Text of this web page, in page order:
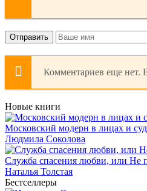
Отправить
Комментариев еще нет.
Новые книги
Московский модерн в лицах и
Людмила Соколова
Служба спасения любви, или Не
Наталья Толстая
Бестселлеры